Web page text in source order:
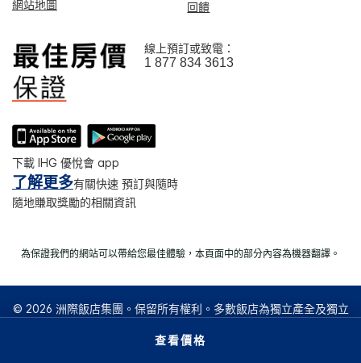
查看價格
網站地圖
回饋
線上預訂或致電：
1 877 834 3613
下載 IHG 優悅會 app
了解更多有關快速 預訂與隨時
隨地賺取獎勵的相關資訊
為保證我們的網站可以帶給您最佳體驗，本頁面中的部分內容為機器翻譯。
© 2026 洲際飯店集團。保留所有權利。多數飯店為獨立產全及獨立